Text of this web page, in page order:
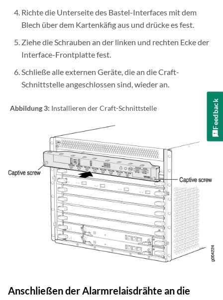
Richte die Unterseite des Bastel-Interfaces mit dem
Blech über dem Kartenkäfig aus und drücke es fest.
Ziehe die Schrauben an der linken und rechten Ecke der
Interface-Frontplatte fest.
Schließe alle externen Geräte, die an die Craft-
Schnittstelle angeschlossen sind, wieder an.
Abbildung 3: Installieren der Craft-Schnittstelle
Anschließen der Alarmrelaisdrähte an die
Feedback